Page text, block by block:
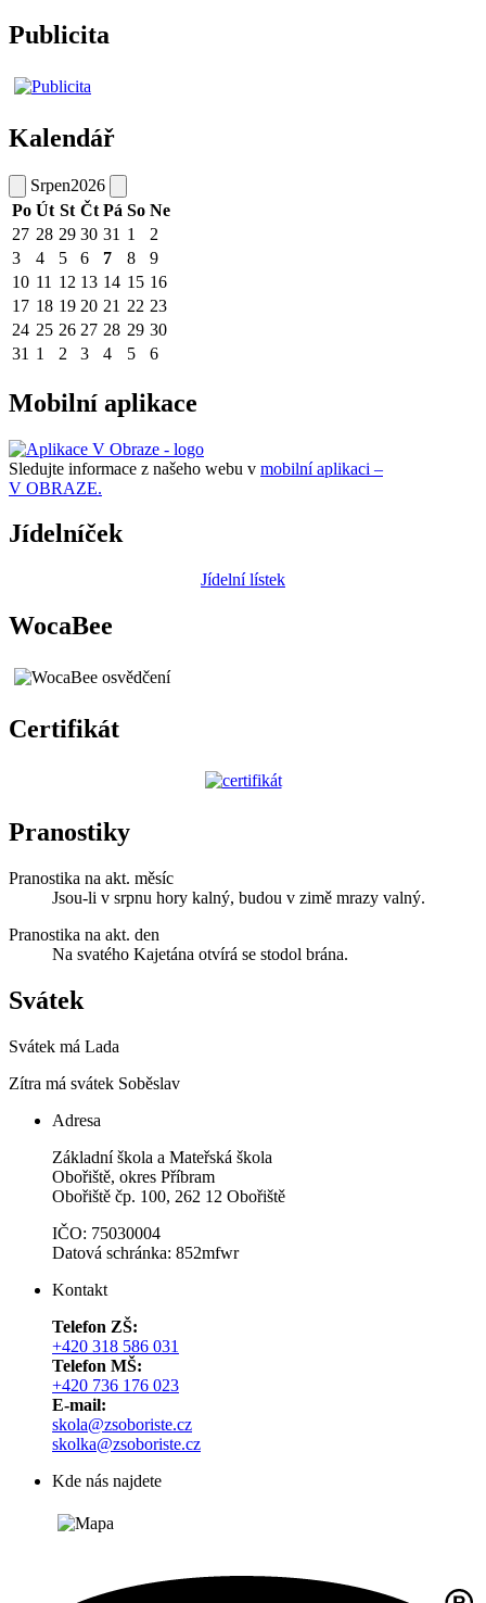
Publicita
Kalendář
Srpen2026
Po Út St Čt Pá So Ne
27 28 29 30 31 1
2
3
4 5 6 7 8
9
10 11 12 13 14 15 16
17 18 19 20 21 22 23
24 25 26 27 28 29 30
31 1 2 3 4 5 6
Mobilní aplikace
Sledujte informace z našeho webu v mobilní aplikaci –
V OBRAZE.
Jídelníček
Jídelní lístek
WocaBee
Certifikát
Pranostiky
Pranostika na akt. měsíc
Jsou-li v srpnu hory kalný, budou v zimě mrazy valný.
Pranostika na akt. den
Na svatého Kajetána otvírá se stodol brána.
Svátek
Svátek má Lada
Zítra má svátek Soběslav
Adresa
Základní škola a Mateřská škola
Obořiště, okres Příbram
Obořiště čp. 100, 262 12 Obořiště
IČO: 75030004
Datová schránka: 852mfwr
Kontakt
Telefon ZŠ:
+420 318 586 031
Telefon MŠ:
+420 736 176 023
E-mail:
skola@zsoboriste.cz
skolka@zsoboriste.cz
Kde nás najdete